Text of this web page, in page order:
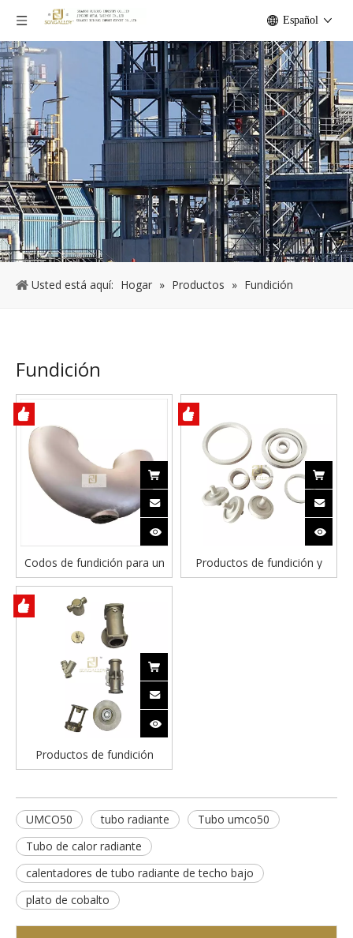
Español
Usted está aquí: Hogar » Productos » Fundición
Fundición
Codos de fundición para un
tubo radiante
Productos de fundición y
fundición centrífuga
Productos de fundición
UMCO50 tubo radiante
Tubo umco50
Tubo de calor radiante
calentadores de tubo radiante de techo bajo
plato de cobalto